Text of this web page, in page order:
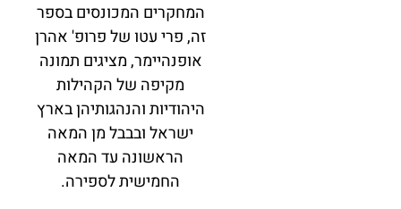
המחקרים המכונסים בספר
זה, פרי עטו של פרופ' אהרן
אופנהיימר, מציגים תמונה
מקיפה של הקהילות
היהודיות והנהגותיהן בארץ
ישראל ובבבל מן המאה
הראשונה עד המאה
החמישית לספירה.